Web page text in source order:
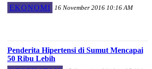
EKONOMI 16 November 2016 10:16 AM
Penderita Hipertensi di Sumut Mencapai
50 Ribu Lebih